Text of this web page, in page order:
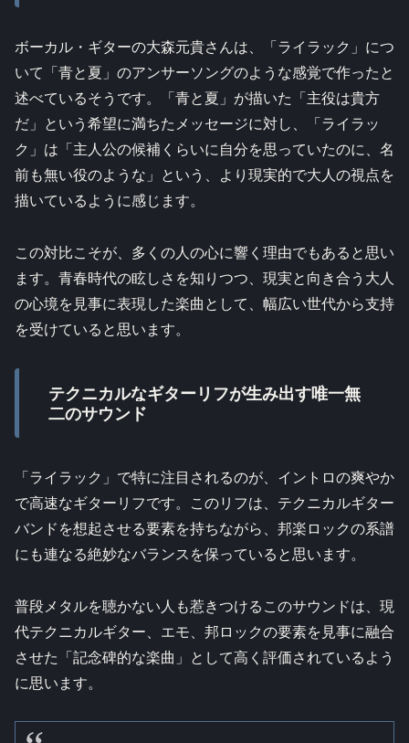
ボーカル・ギターの大森元貴さんは、「ライラック」につ
いて「青と夏」のアンサーソングのような感覚で作ったと
述べているそうです。「青と夏」が描いた「主役は貴方
だ」という希望に満ちたメッセージに対し、「ライラッ
ク」は「主人公の候補くらいに自分を思っていたのに、名
前も無い役のような」という、より現実的で大人の視点を
描いているように感じます。
この対比こそが、多くの人の心に響く理由でもあると思い
ます。青春時代の眩しさを知りつつ、現実と向き合う大人
の心境を見事に表現した楽曲として、幅広い世代から支持
を受けていると思います。
テクニカルなギターリフが生み出す唯一無
二のサウンド
「ライラック」で特に注目されるのが、イントロの爽やか
で高速なギターリフです。このリフは、テクニカルギター
バンドを想起させる要素を持ちながら、邦楽ロックの系譜
にも連なる絶妙なバランスを保っていると思います。
普段メタルを聴かない人も惹きつけるこのサウンドは、現
代テクニカルギター、エモ、邦ロックの要素を見事に融合
させた「記念碑的な楽曲」として高く評価されているよう
に思います。